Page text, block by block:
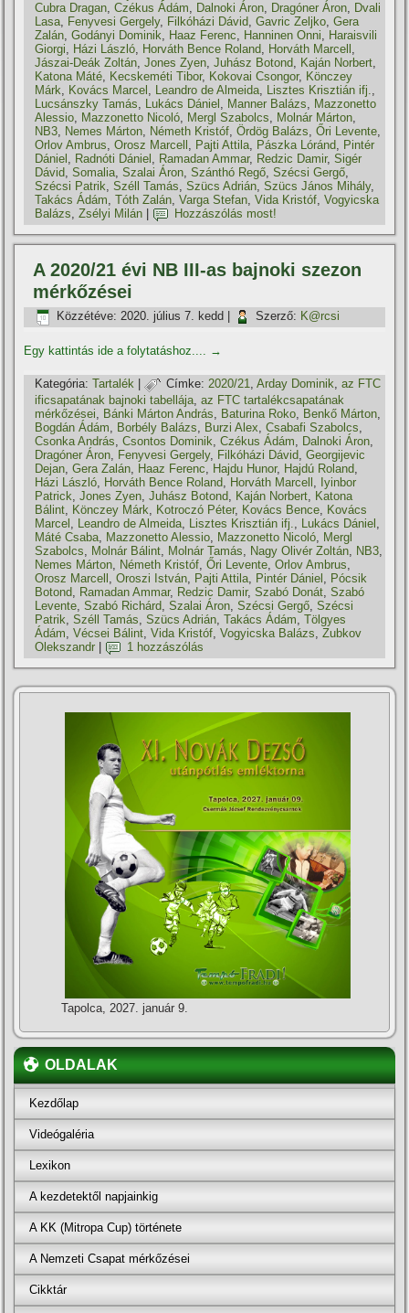
Cubra Dragan,Czékus Ádám, Dalnoki Áron, Dragóner Áron, Dvali
Lasa, Fenyvesi Gergely, Filkóházi Dávid,Gavric Zeljko,Gera
Zalán,Godányi Dominik, Haaz Ferenc, Hanninen Onni, Haraisvili
Giorgi, Házi László, Horváth Bence Roland, Horváth Marcell ,
Jászai-Deák Zoltán,Jones Zyen,Juhász Botond, Kaján Norbert,
Katona Máté, Kecskeméti Tibor, Kokovai Csongor, Könczey
Márk, Kovács Marcel , Leandro de Almeida, Lisztes Krisztián ifj.,
Lucsánszky Tamás, Lukács Dániel , Manner Balázs, Mazzonetto
Alessio, Mazzonetto Nicoló, Mergl Szabolcs, Molnár Márton,
NB3, Nemes Márton, Németh Kristóf,Ördög Balázs,Őri Levente,
Orlov Ambrus,Orosz Marcell , Pajti Attila, Pászka Lóránd, Pintér
Dániel , Radnóti Dániel , Ramadan Ammar, Redzic Damir,Sigér
Dávid,Somalia,Szalai Áron,Szánthó Regő,Szécsi Gergő,
Szécsi Patrik,Széll Tamás,Szücs Adrián,Szücs János Mihály,
Takács Ádám,Tóth Zalán,Varga Stefan,Vida Kristóf,Vogyicska
Balázs,Zsélyi Milán Hozzászólás most!
A 2020/21 évi NB III-as bajnoki szezon
mérkőzései
Közzétéve: 2020. július 7. kedd Szerző: K@rcsi
Egy kattintás ide a folytatáshoz.... →
Kategória: Tartalék | Címke: 2020/21,Arday Dominik,az FTC
ificsapatának bajnoki tabellája,az FTC tartalékcsapatának
mérkőzései, Bánki Márton András, Baturina Roko, Benkő Márton,
Bogdán Ádám, Borbély Balázs, Burzi Alex,Csabafi Szabolcs,
Csonka András,Csontos Dominik,Czékus Ádám, Dalnoki Áron,
Dragóner Áron, Fenyvesi Gergely, Filkóházi Dávid,Georgijevic
Dejan,Gera Zalán, Haaz Ferenc, Hajdu Hunor, Hajdú Roland,
Házi László, Horváth Bence Roland, Horváth Marcell , Iyinbor
Patrick,Jones Zyen,Juhász Botond, Kaján Norbert, Katona
Bálint, Könczey Márk, Kotroczó Péter, Kovács Bence, Kovács
Marcel , Leandro de Almeida, Lisztes Krisztián ifj., Lukács Dániel ,
Máté Csaba, Mazzonetto Alessio, Mazzonetto Nicoló, Mergl
Szabolcs, Molnár Bálint, Molnár Tamás, Nagy Olivér Zoltán, NB3,
Nemes Márton, Németh Kristóf,Őri Levente,Orlov Ambrus,
Orosz Marcell ,Oroszi István, Pajti Attila, Pintér Dániel , Pócsik
Botond, Ramadan Ammar, Redzic Damir,Szabó Donát,Szabó
Levente,Szabó Richárd,Szalai Áron,Szécsi Gergő,Szécsi
Patrik,Széll Tamás,Szücs Adrián,Takács Ádám,Tölgyes
Ádám,Vécsei Bálint,Vida Kristóf,Vogyicska Balázs,Zubkov
Olekszandr
1 hozzászólás
Tapolca, 2027. január 9.
OLDALAK
Kezdőlap
Videógaléria
Lexikon
A kezdetektől napjainkig
A KK (Mitropa Cup) története
A Nemzeti Csapat mérkőzései
Cikktár